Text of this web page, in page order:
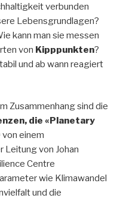
verbunden
Lebensgrundlagen?
kann man sie messen
von Kipppunkten?
und ab wann reagiert
Zusammenhang sind die
die «Planetary
einem
von Johan
Centre
wie Klimawandel
und die